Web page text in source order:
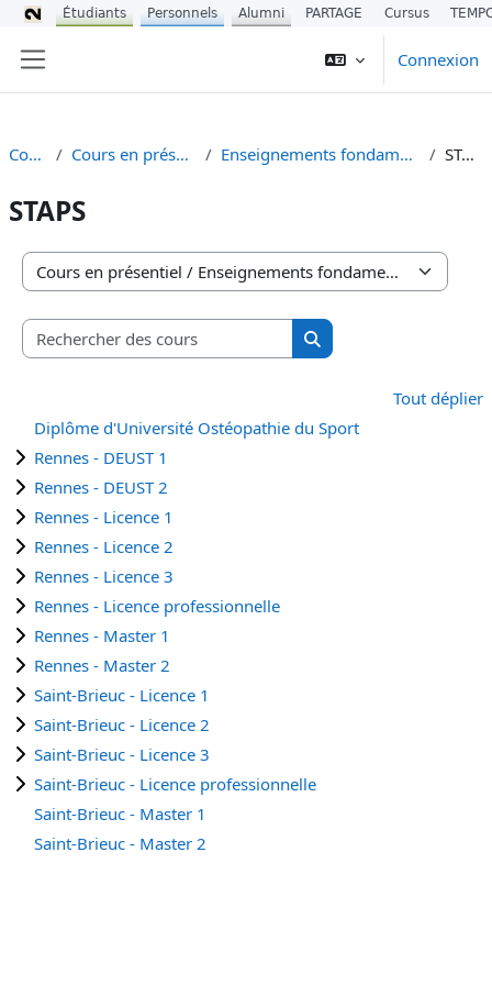
Connexion
Cours Cours en présentiel Enseignements fondamentaux STAPS
STAPS
Catégories de cours
Rechercher des cours
Rechercher des cours
Tout déplier
Diplôme d'Université Ostéopathie du Sport
Rennes - DEUST 1
Rennes - DEUST 2
Rennes - Licence 1
Rennes - Licence 2
Rennes - Licence 3
Rennes - Licence professionnelle
Rennes - Master 1
Rennes - Master 2
Saint-Brieuc - Licence 1
Saint-Brieuc - Licence 2
Saint-Brieuc - Licence 3
Saint-Brieuc - Licence professionnelle
Saint-Brieuc - Master 1
Saint-Brieuc - Master 2
Étudiants Personnels Alumni PARTAGE Cursus